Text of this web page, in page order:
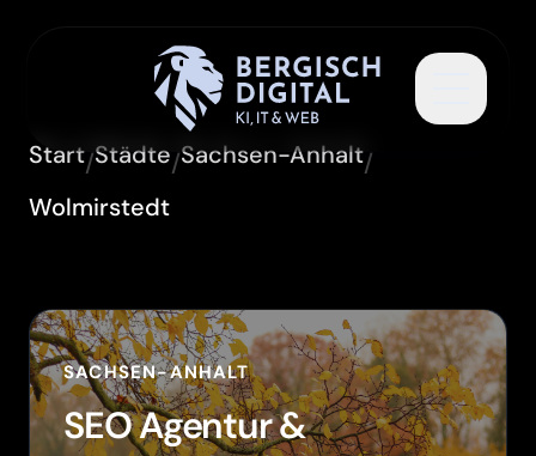
Toggle
Start/Städte/Sachsen-Anhalt/
Wolmirstedt
SACHSEN-ANHALT
SEO Agentur &